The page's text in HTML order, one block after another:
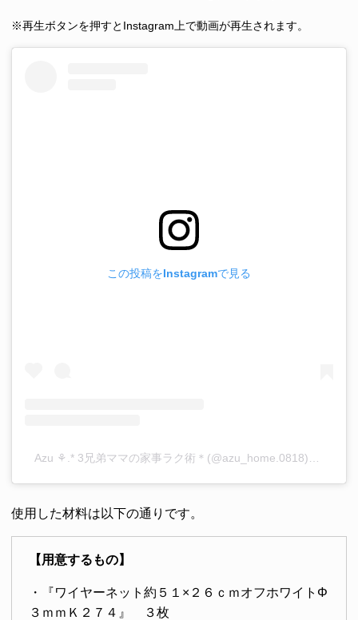
※再生ボタンを押すとInstagram上で動画が再生されます。
この投稿をInstagramで見る
使用した材料は以下の通りです。
【用意するもの】
・『ワイヤーネット約５１×２６ｃｍオフホワイトΦ
３ｍｍＫ２７４』 ３枚